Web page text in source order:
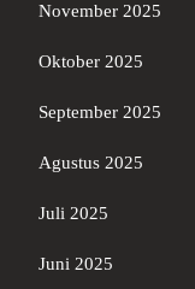
November 2025
Oktober 2025
September 2025
Agustus 2025
Juli 2025
Juni 2025